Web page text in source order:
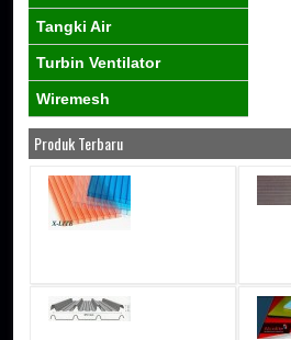
Tangki Air
Turbin Ventilator
Wiremesh
Produk Terbaru